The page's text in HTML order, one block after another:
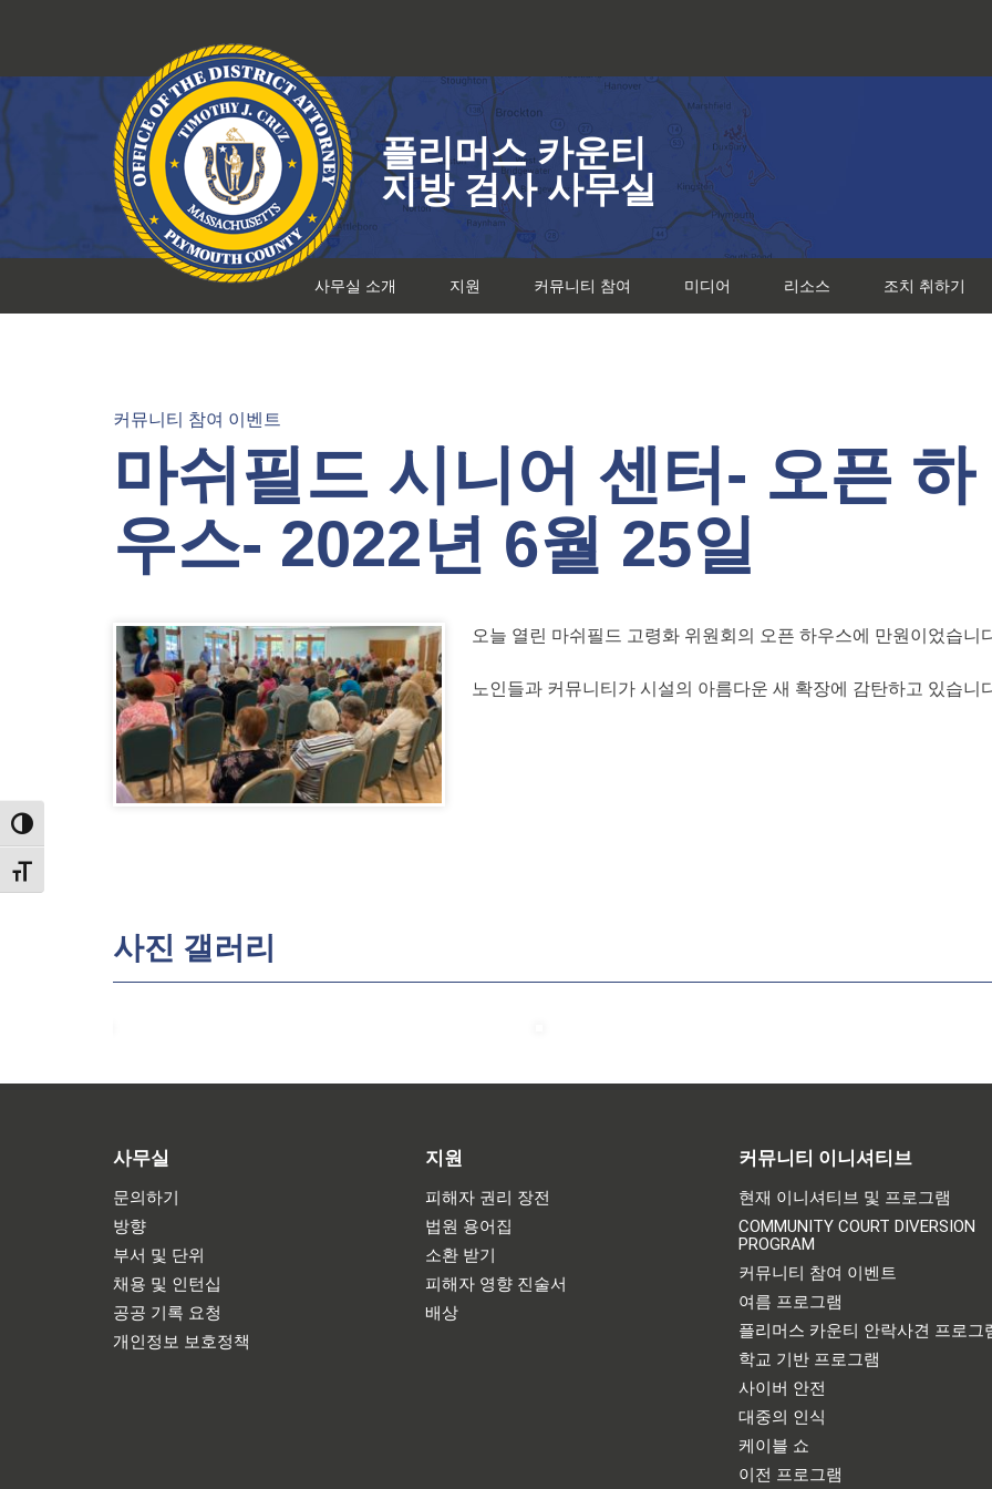
TOGGLE HIGH CONTRAST
TOGGLE FONT SIZE
로
건
뛰
기
플리머스 카운티
지방 검사 사무실
사무실 소개 지원 커뮤니티 참여 미디어 리소스 조치 취하기
커뮤니티 참여 이벤트
마쉬필드 시니어 센터- 오픈 하
우스- 2022년 6월 25일
오늘 열린 마쉬필드 고령화 위원회의 오픈 하우스에 만원이었습니
노인들과 커뮤니티가 시설의 아름다운 새 확장에 감탄하고 있습니
사진 갤러리
사무실
문의하기
방향
부서 및 단위
채용 및 인턴십
공공 기록 요청
개인정보 보호정책
지원
피해자 권리 장전
법원 용어집
소환 받기
피해자 영향 진술서
배상
커뮤니티 이니셔티브
현재 이니셔티브 및 프로그램
COMMUNITY COURT DIVERSION
PROGRAM
커뮤니티 참여 이벤트
여름 프로그램
플리머스 카운티 안락사견 프로그
학교 기반 프로그램
사이버 안전
대중의 인식
케이블 쇼
이전 프로그램